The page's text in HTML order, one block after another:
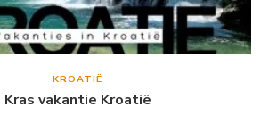
KROATIË
Kras vakantie Kroatië